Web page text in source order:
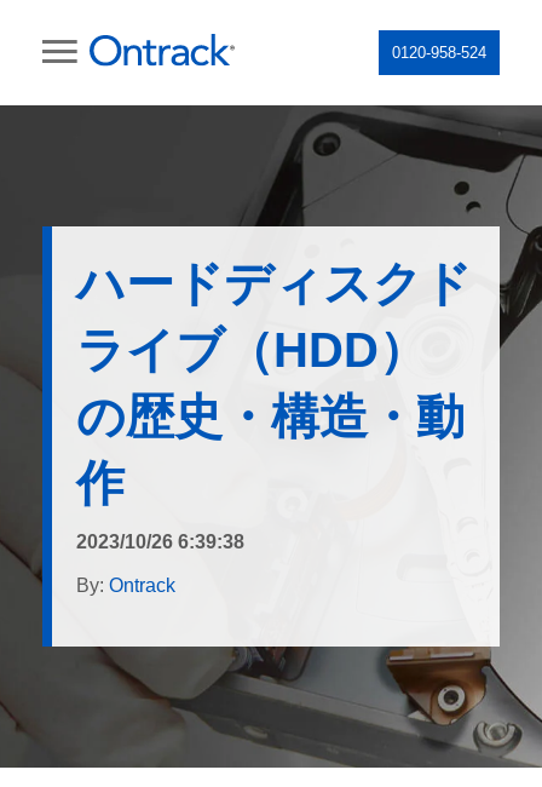
0120-958-524
ハードディスクド
ライブ（HDD）
の歴史・構造・動
作
2023/10/26 6:39:38
By: Ontrack